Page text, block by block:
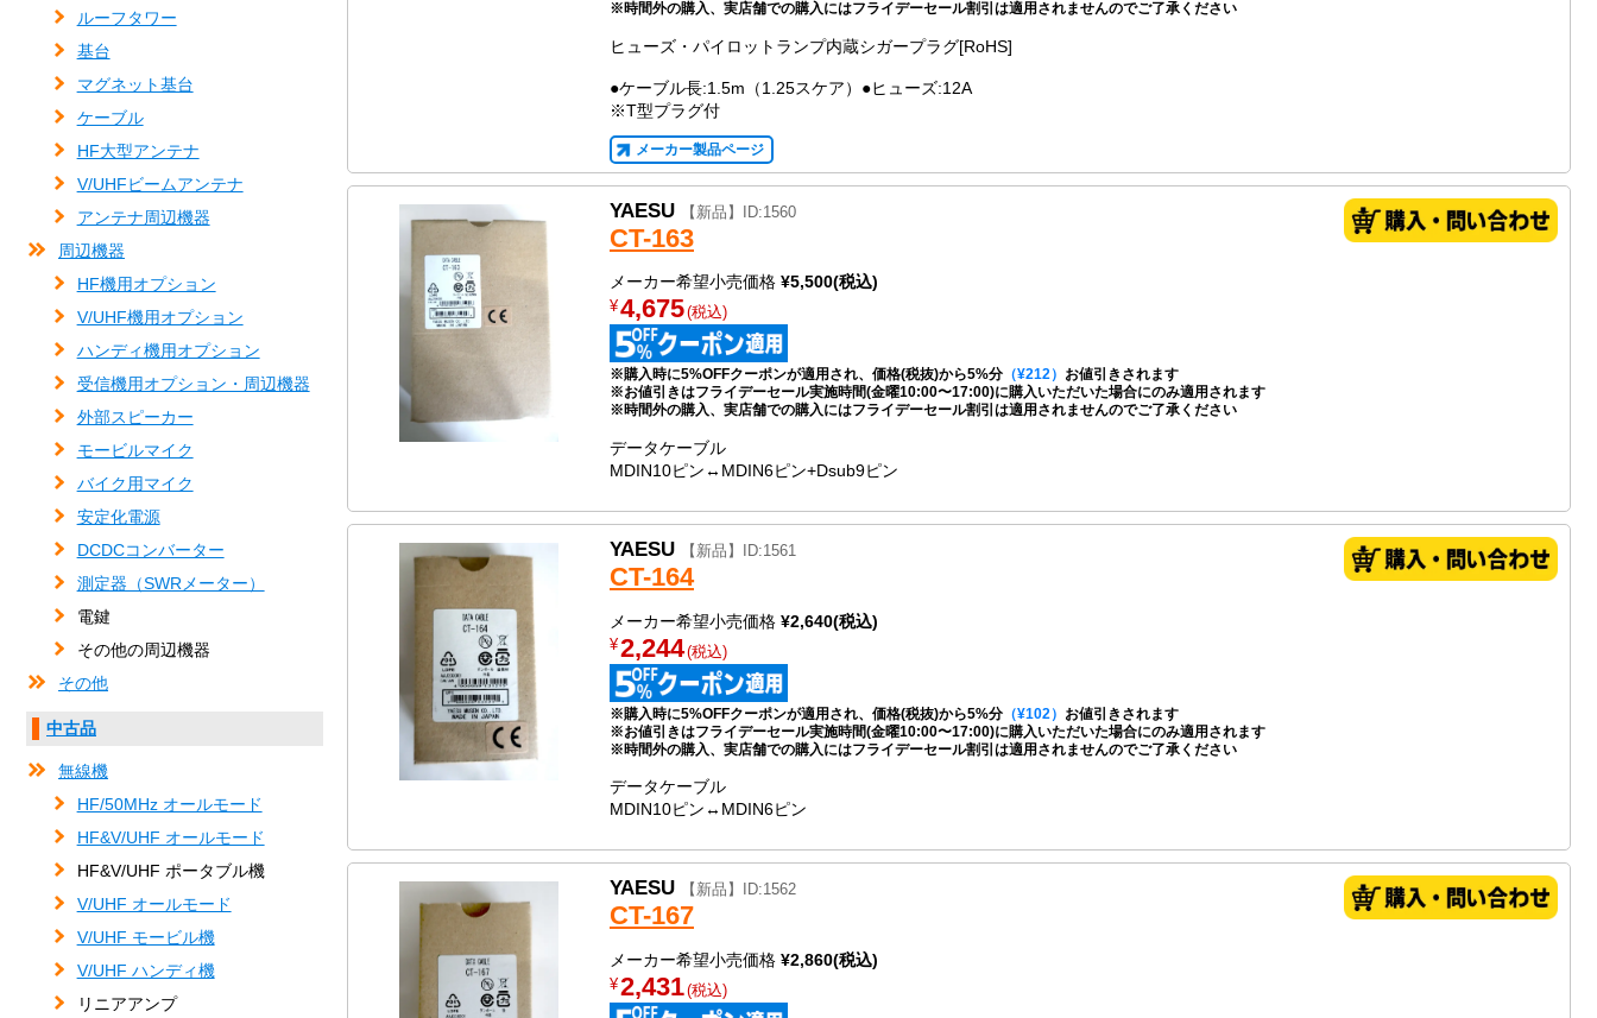
ルーフタワー
基台
マグネット基台
ケーブル
HF大型アンテナ
V/UHFビームアンテナ
アンテナ周辺機器
周辺機器
HF機用オプション
V/UHF機用オプション
ハンディ機用オプション
受信機用オプション・周辺機器
外部スピーカー
モービルマイク
バイク用マイク
安定化電源
DCDCコンバーター
測定器（SWRメーター）
電鍵
その他の周辺機器
その他
中古品
無線機
HF/50MHz オールモード
HF&V/UHF オールモード
HF&V/UHF ポータブル機
V/UHF オールモード
V/UHF モービル機
V/UHF ハンディ機
リニアアンプ
※時間外の購入、実店舗での購入にはフライデーセール割引は適用されませんのでご了承ください
ヒューズ・パイロットランプ内蔵シガープラグ[RoHS]
●ケーブル長:1.5m（1.25スケア）●ヒューズ:12A
※T型プラグ付
メーカー製品ページ
YAESU 【新品】ID:1560
CT-163
メーカー希望小売価格 ¥5,500(税込)
¥4,675(税込)
※購入時に5%OFFクーポンが適用され、価格(税抜)から5%分 （¥212） お値引きされます
※お値引きはフライデーセール実施時間(金曜10:00〜17:00)に購入いただいた場合にのみ適用されます
※時間外の購入、実店舗での購入にはフライデーセール割引は適用されませんのでご了承ください
データケーブル
MDIN10ピン↔MDIN6ピン+Dsub9ピン
YAESU 【新品】ID:1561
CT-164
メーカー希望小売価格 ¥2,640(税込)
¥2,244(税込)
※購入時に5%OFFクーポンが適用され、価格(税抜)から5%分 （¥102） お値引きされます
※お値引きはフライデーセール実施時間(金曜10:00〜17:00)に購入いただいた場合にのみ適用されます
※時間外の購入、実店舗での購入にはフライデーセール割引は適用されませんのでご了承ください
データケーブル
MDIN10ピン↔MDIN6ピン
YAESU 【新品】ID:1562
CT-167
メーカー希望小売価格 ¥2,860(税込)
¥2,431(税込)